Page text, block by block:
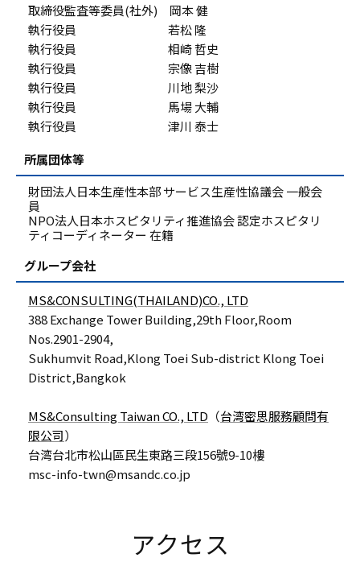
取締役監査等委員(社外) 岡本 健
執行役員 若松 隆
執行役員 相崎 哲史
執行役員 宗像 吉樹
執行役員 川地 梨沙
執行役員 馬場 大輔
執行役員 津川 泰士
所属団体等
財団法人日本生産性本部 サービス生産性協議会 一般会
員
NPO法人日本ホスピタリティ推進協会 認定ホスピタリ
ティコーディネーター 在籍
グループ会社
MS&CONSULTING(THAILAND)CO., LTD
388 Exchange Tower Building,29th Floor,Room
Nos.2901-2904,
Sukhumvit Road,Klong Toei Sub-district Klong Toei
District,Bangkok
MS&Consulting Taiwan CO., LTD （台湾密思服務顧問有
限公司）
台湾台北市松山區民生東路三段156號9-10樓
msc-info-twn@msandc.co.jp
アクセス